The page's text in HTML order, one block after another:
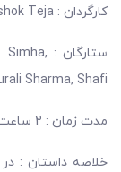
کارگردان : Teja
ستارگان : Simha,
Sharma, Shafi
مدت زمان : 2 ساعت و 19 دقیقه
خلاصه داستان : در